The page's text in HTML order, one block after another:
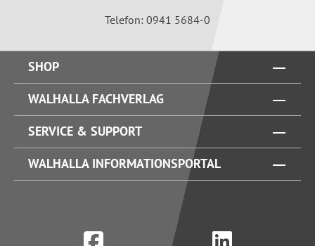
Telefon: 0941 5684-0
SHOP
WALHALLA FACHVERLAG
SERVICE & SUPPORT
WALHALLA INFORMATIONSPORTAL